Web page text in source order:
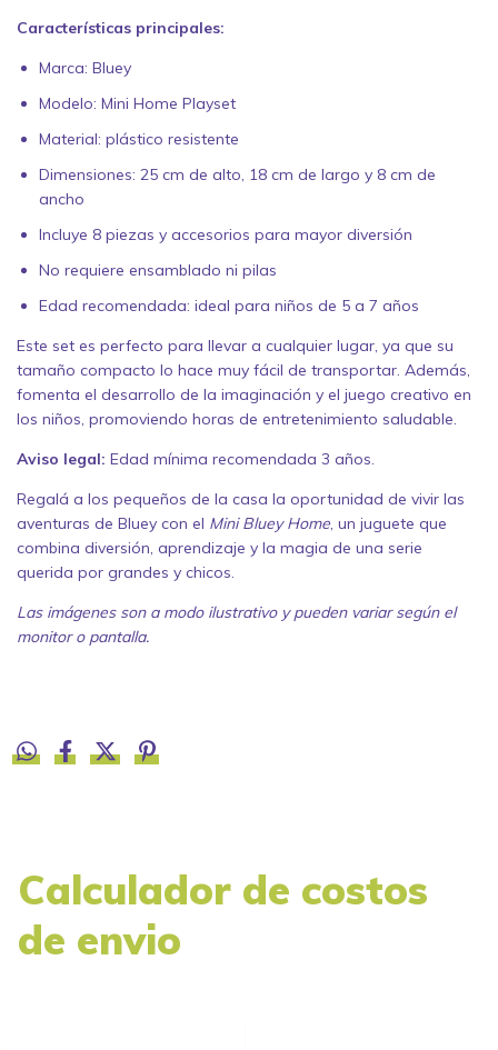
Características principales:
Marca: Bluey
Modelo: Mini Home Playset
Material: plástico resistente
Dimensiones: 25 cm de alto, 18 cm de largo y 8 cm de
ancho
Incluye 8 piezas y accesorios para mayor diversión
No requiere ensamblado ni pilas
Edad recomendada: ideal para niños de 5 a 7 años
Este set es perfecto para llevar a cualquier lugar, ya que su
tamaño compacto lo hace muy fácil de transportar. Además,
fomenta el desarrollo de la imaginación y el juego creativo en
los niños, promoviendo horas de entretenimiento saludable.
Aviso legal: Edad mínima recomendada 3 años.
Regalá a los pequeños de la casa la oportunidad de vivir las
aventuras de Bluey con el Mini Bluey Home, un juguete que
combina diversión, aprendizaje y la magia de una serie
querida por grandes y chicos.
Las imágenes son a modo ilustrativo y pueden variar según el
monitor o pantalla.
Calculador de costos
de envio